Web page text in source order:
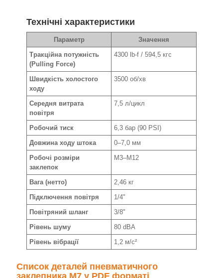
Технічні характеристики
Параметр
Значення
Тракційна потужність
(Pulling Force)
4300 lb-f / 594,5 кгс
Швидкість холостого
ходу
3500 об/хв
Середня витрата
повітря
7,5 л/цикл
Робочий тиск
6,3 бар (90 PSI)
Довжина ходу штока
0–7,0 мм
Робочі розміри
заклепок
M3–M12
Вага (нетто)
2,46 кг
Підключення повітря
1/4"
Повітряний шланг
3/8"
Рівень шуму
80 dBA
Рівень вібрації
1,2 м/с²
Список деталей пневматичного
заклепника M7 у PDF форматі